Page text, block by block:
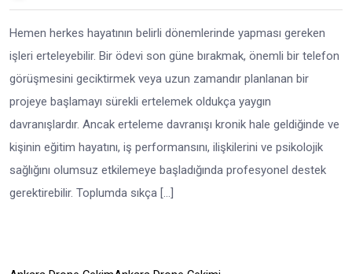
Hemen herkes hayatının belirli dönemlerinde yapması gereken
işleri erteleyebilir. Bir ödevi son güne bırakmak, önemli bir telefon
görüşmesini geciktirmek veya uzun zamandır planlanan bir
projeye başlamayı sürekli ertelemek oldukça yaygın
davranışlardır. Ancak erteleme davranışı kronik hale geldiğinde ve
kişinin eğitim hayatını, iş performansını, ilişkilerini ve psikolojik
sağlığını olumsuz etkilemeye başladığında profesyonel destek
gerektirebilir. Toplumda sıkça […]